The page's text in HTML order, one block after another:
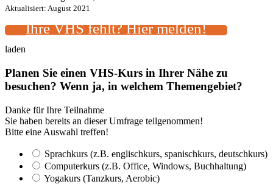
Aktualisiert: August 2021
Ihre VHS fehlt? Hier melden!
laden
Planen Sie einen VHS-Kurs in Ihrer Nähe zu
besuchen? Wenn ja, in welchem Themengebiet?
Danke für Ihre Teilnahme
Sie haben bereits an dieser Umfrage teilgenommen!
Bitte eine Auswahl treffen!
Sprachkurs (z.B. englischkurs, spanischkurs, deutschkurs)
Computerkurs (z.B. Office, Windows, Buchhaltung)
Yogakurs (Tanzkurs, Aerobic)